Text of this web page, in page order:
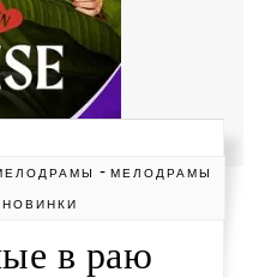
-МЕЛОДРАМЫ
НОВИНКИ
в раю